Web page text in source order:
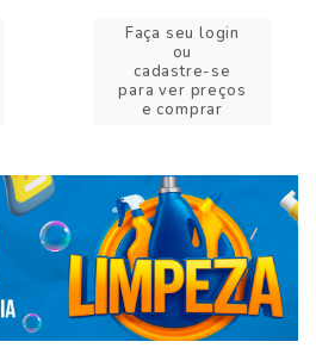
Faça seu login
ou
cadastre-se
para ver preços
e comprar